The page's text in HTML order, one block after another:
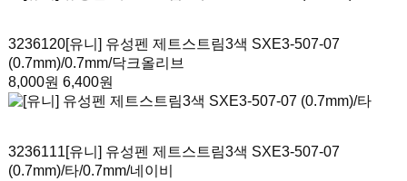
3236120[유니] 유성펜 제트스트림3색 SXE3-507-07
(0.7mm)/0.7mm/닥크올리브
8,000원 6,400원
3236111[유니] 유성펜 제트스트림3색 SXE3-507-07
(0.7mm)/타/0.7mm/네이비